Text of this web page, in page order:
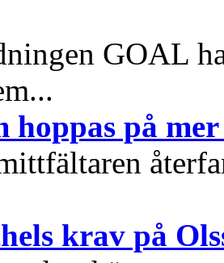
GOAL
hoppas på
krav på